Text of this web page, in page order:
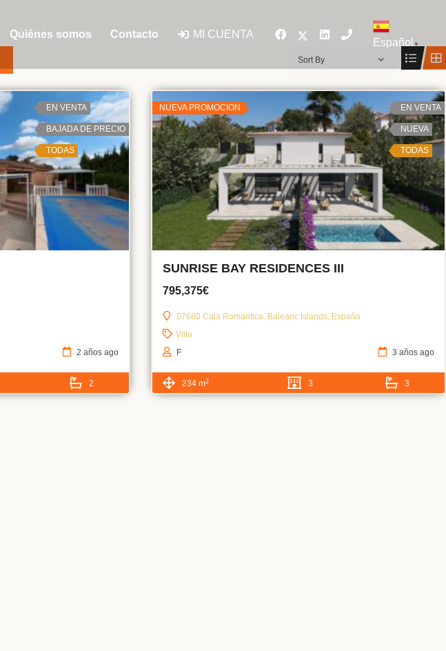
Quiénes somos Contacto MI CUENTA
Español ▼
Sort By
EN VENTA
BAJADA DE PRECIO
TODAS
2 años ago
2
NUEVA PROMOCION EN VENTA
NUEVA
TODAS
SUNRISE BAY RESIDENCES III
795,375€
07680 Cala Romantica, Balearic Islands, España
Villa
F
3 años ago
234 m2 3 3